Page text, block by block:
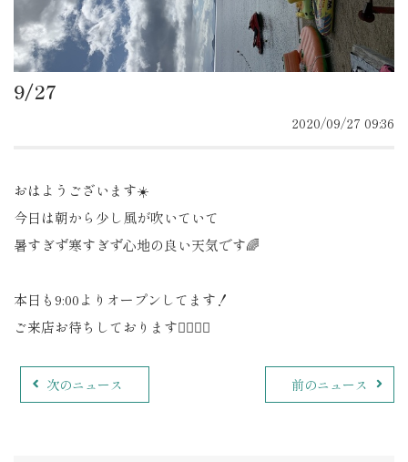
9/27
2020/09/27 09:36
おはようございます☀️
今日は朝から少し風が吹いていて
暑すぎず寒すぎず心地の良い天気です🌈
本日も9:00よりオープンしてます！
ご来店お待ちしております💁🏽‍♀️✨
次のニュース 前のニュース